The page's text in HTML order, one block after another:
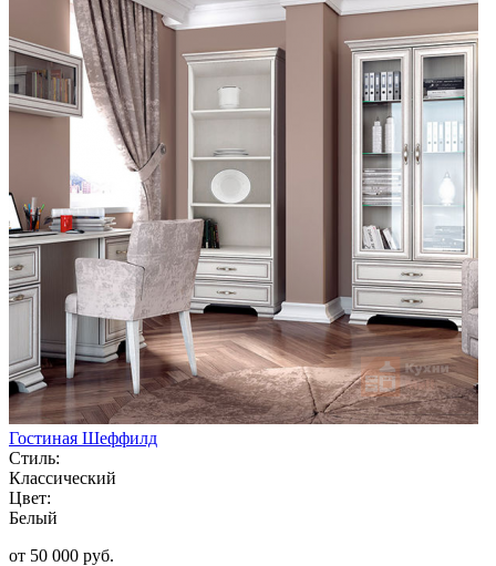
Гостиная Шеффилд
Стиль:
Классический
Цвет:
Белый
от 50 000 руб.